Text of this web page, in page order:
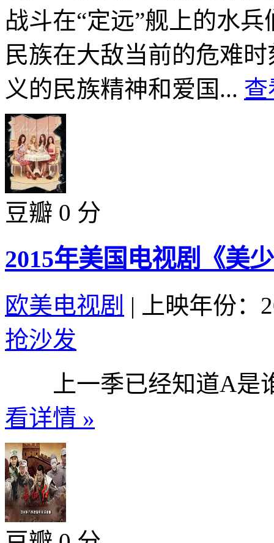
战斗在“定远”舰上的水
民族在大敌当前的危难
义的民族精神和爱国... 查
豆瓣 0 分
2015年美国电视剧《美
欧美电视剧 |
上映年份：
抢沙发
上一季已经知道A是
看详情 »